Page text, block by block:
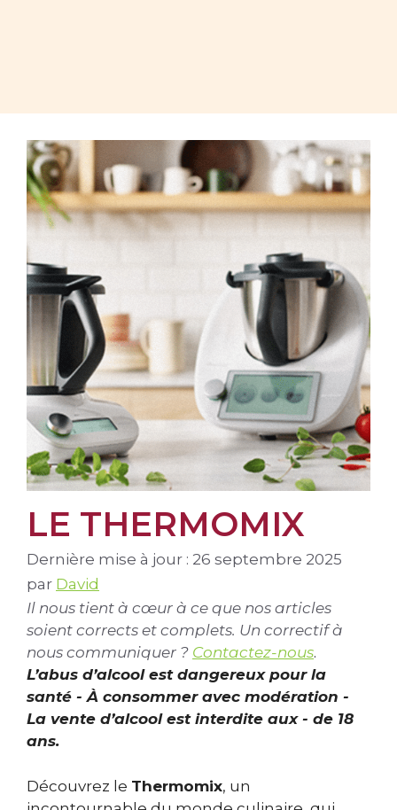
LE THERMOMIX
Dernière mise à jour : 26 septembre 2025
par David
Il nous tient à cœur à ce que nos articles
soient corrects et complets. Un correctif à
nous communiquer ? Contactez-nous.
L’abus d’alcool est dangereux pour la
santé - À consommer avec modération -
La vente d’alcool est interdite aux - de 18
ans.
Découvrez le Thermomix, un